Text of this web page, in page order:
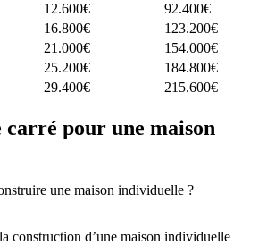
12.600€
92.400€
16.800€
123.200€
21.000€
154.000€
25.200€
184.800€
29.400€ 215.600€
pour une maison
une maison individuelle ?
construction d’une maison individuelle